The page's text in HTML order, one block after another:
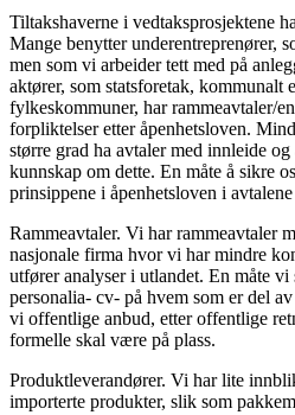
Tiltakshaverne i vedtaksprosjektene
Mange benytter underentreprenører,
men som vi arbeider tett med på
aktører, som statsforetak, kommunalt
fylkeskommuner, har rammeavtaler/
forpliktelser etter åpenhetsloven.
større grad ha avtaler med innleide
kunnskap om dette. En måte å sikre
prinsippene i åpenhetsloven i
Rammeavtaler. Vi har rammeavtaler
nasjonale firma hvor vi har mindre
utfører analyser i utlandet. En måte vi
personalia- cv- på hvem som er del
vi offentlige anbud, etter offentlige
formelle skal være på plass.
Produktleverandører. Vi har lite
importerte produkter, slik som